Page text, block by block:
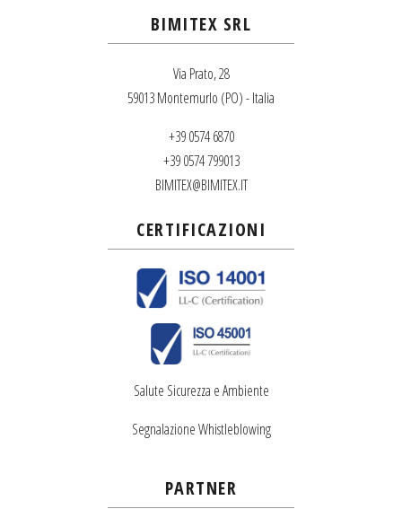
BIMITEX SRL
Via Prato, 28
59013 Montemurlo (PO) - Italia
+39 0574 6870
+39 0574 799013
BIMITEX@BIMITEX.IT
CERTIFICAZIONI
Salute Sicurezza e Ambiente
Segnalazione Whistleblowing
PARTNER